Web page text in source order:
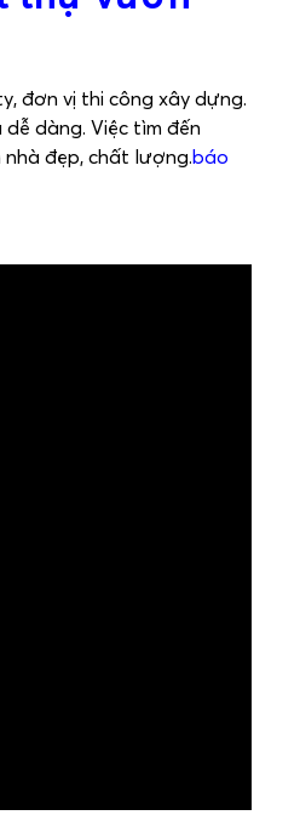
đơn vị thi công xây dựng.
dàng. Việc tìm đến
đẹp, chất lượng.báo